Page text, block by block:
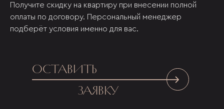
Получите скидку на квартиру при внесении полной
оплаты по договору. Персональный менеджер
подберёт условия именно для вас.
ОСТАВИТЬ
ЗАЯВКУ